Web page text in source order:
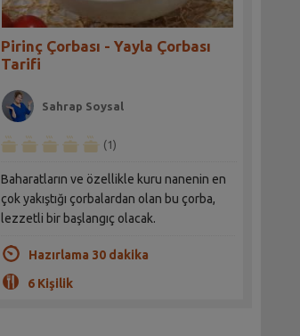
Pirinç Çorbası - Yayla Çorbası
Tarifi
Sahrap Soysal
(1)
Baharatların ve özellikle kuru nanenin en
çok yakıştığı çorbalardan olan bu çorba,
lezzetli bir başlangıç olacak.
Hazırlama 30 dakika
6 Kişilik